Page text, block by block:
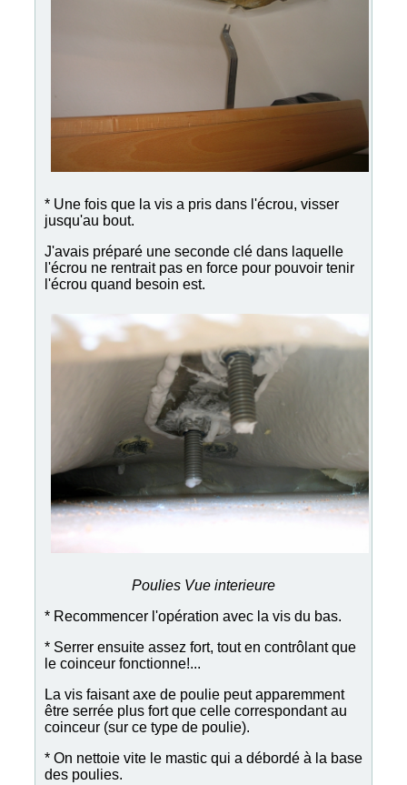
* Une fois que la vis a pris dans l'écrou, visser
jusqu'au bout.
J'avais préparé une seconde clé dans laquelle
l'écrou ne rentrait pas en force pour pouvoir tenir
l'écrou quand besoin est.
Poulies Vue interieure
* Recommencer l'opération avec la vis du bas.
* Serrer ensuite assez fort, tout en contrôlant que
le coinceur fonctionne!...
La vis faisant axe de poulie peut apparemment
être serrée plus fort que celle correspondant au
coinceur (sur ce type de poulie).
* On nettoie vite le mastic qui a débordé à la base
des poulies.